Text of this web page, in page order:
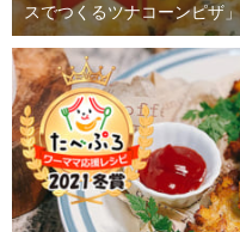
スでつくるツナコーンピザ」